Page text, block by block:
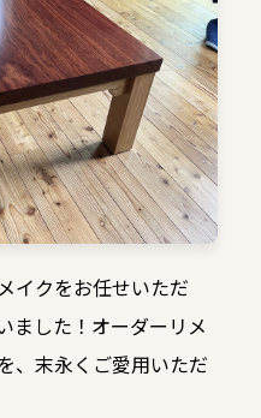
イクをお任せいただ
ました！オーダーリメ
、末永くご愛用いただ